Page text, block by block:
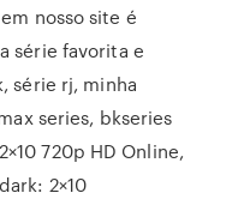
nosso site é
série favorita e
série rj, minha
series, bkseries
720p HD Online,
2×10